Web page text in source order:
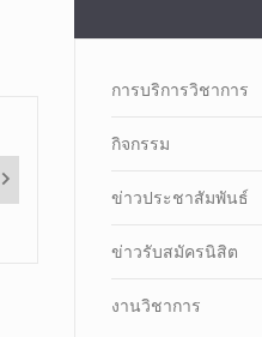
การบริการวิชาการ
กิจกรรม
ข่าวประชาสัมพันธ์
ข่าวรับสมัครนิสิต
งานวิชาการ